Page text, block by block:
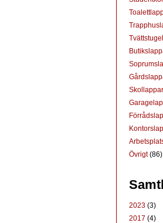
Skollappar
Övrigt(86)
2023 (3)
2017 (4)